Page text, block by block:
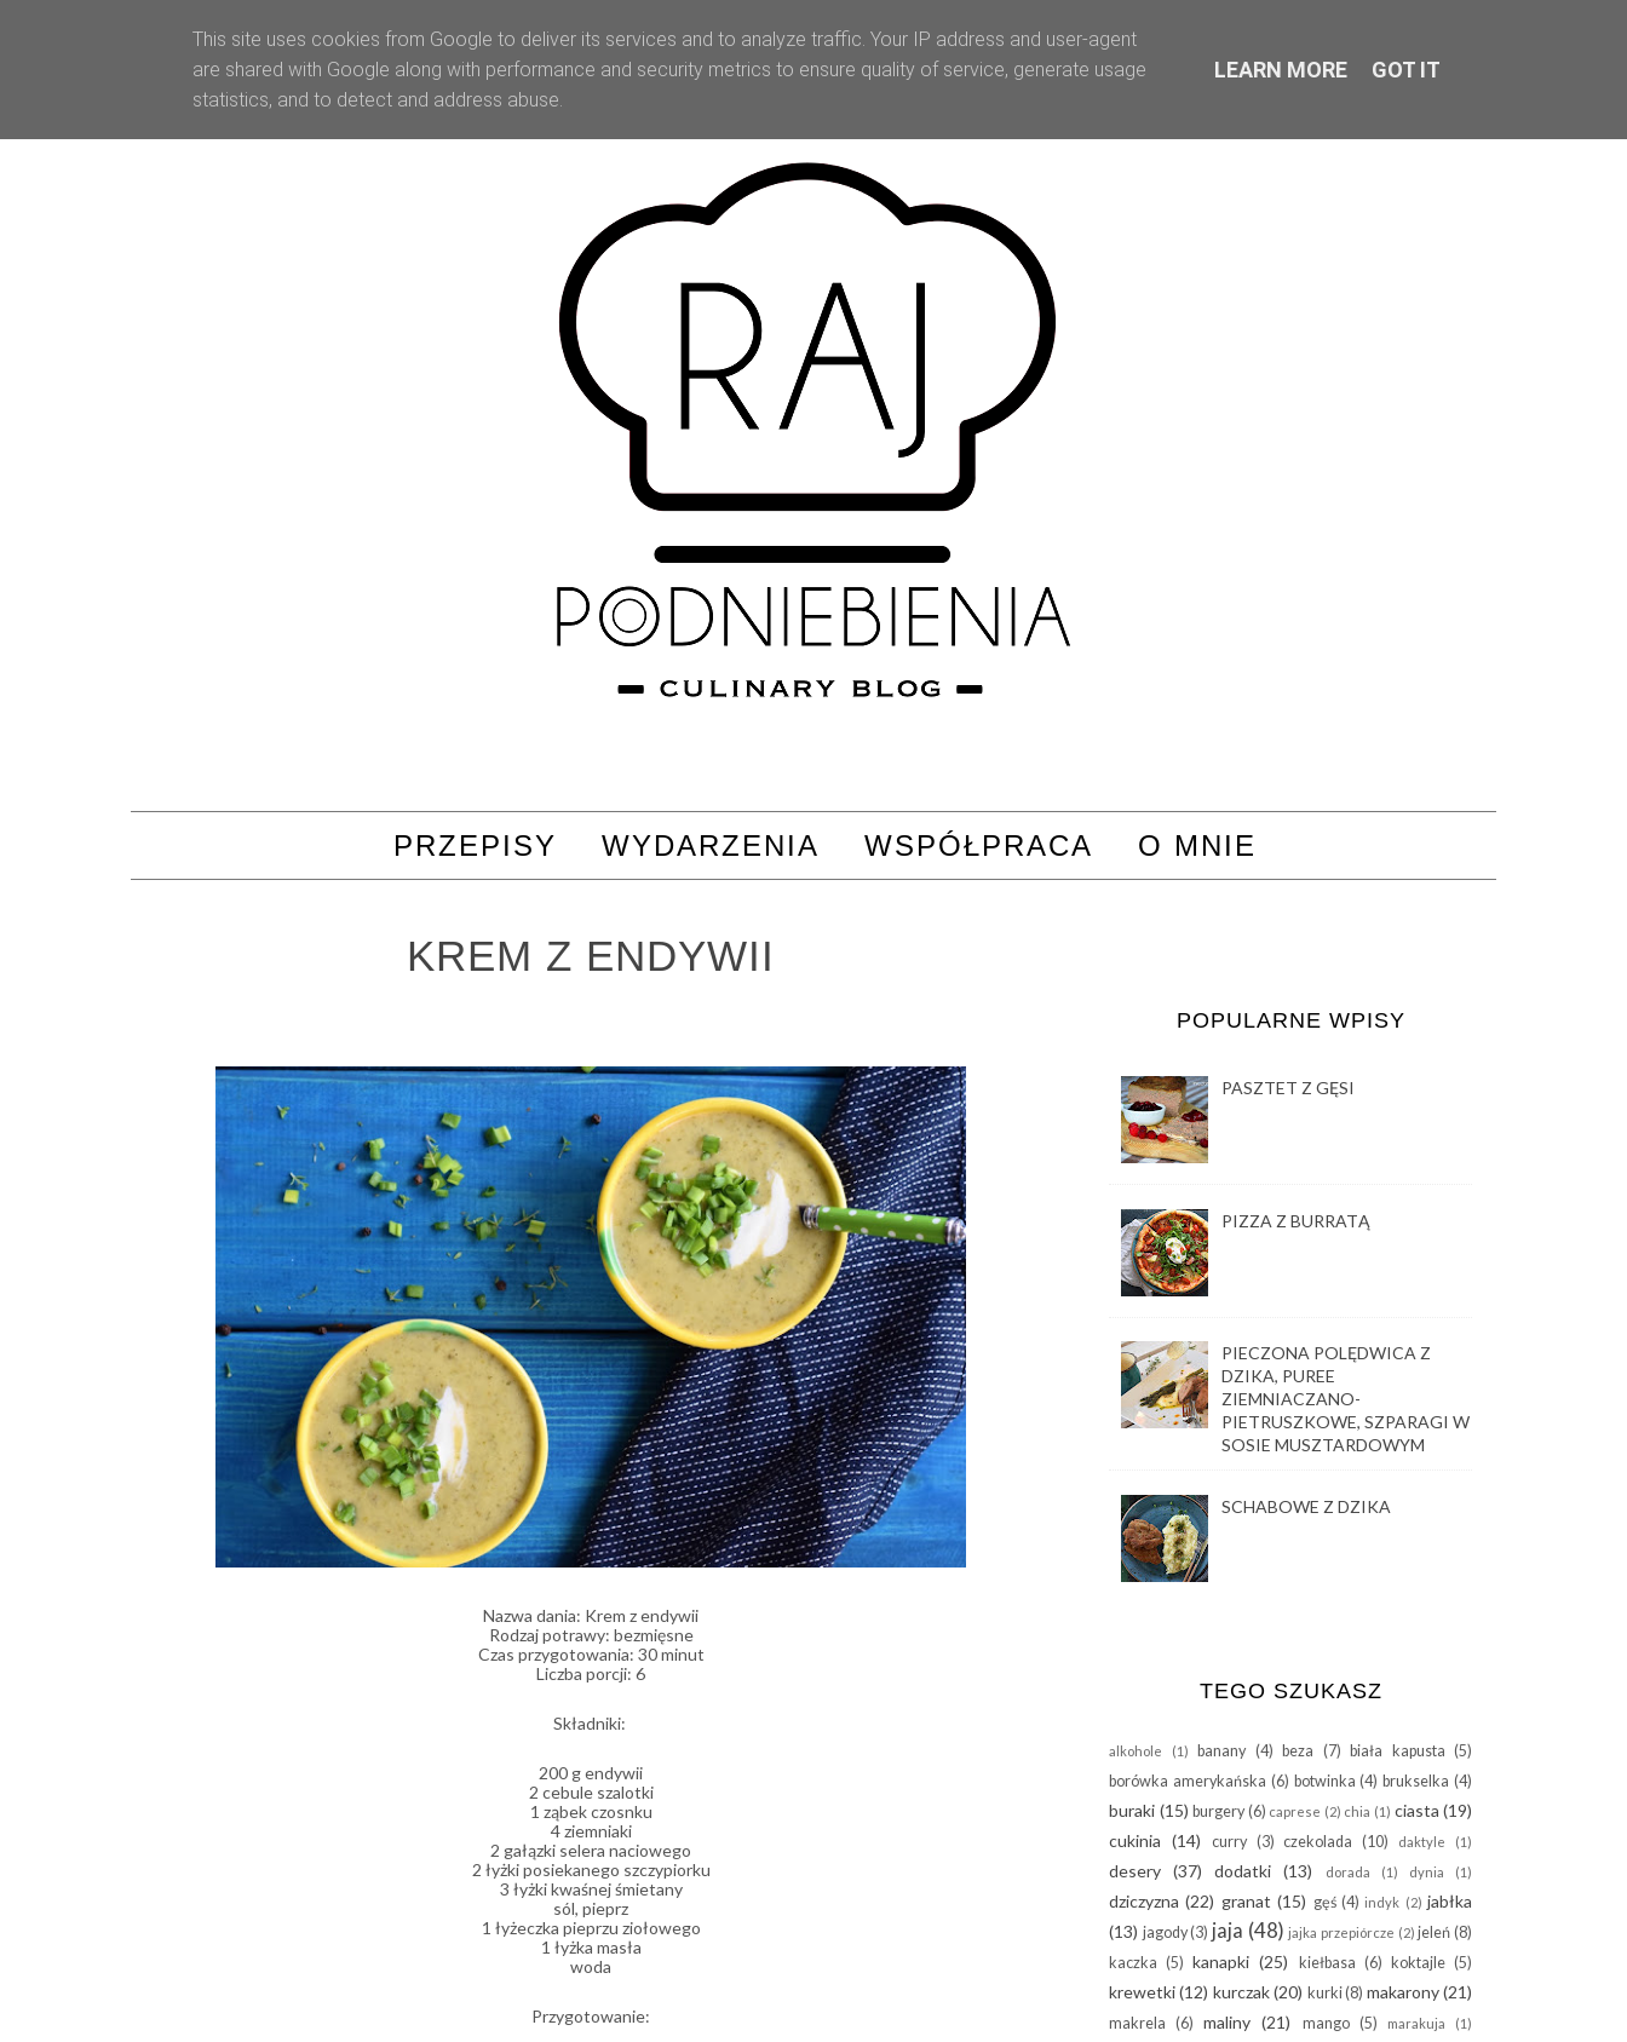
PRZEPISY WYDARZENIA WSPÓŁPRACA O MNIE
KREM Z ENDYWII
Nazwa dania: Krem z endywii
Rodzaj potrawy: bezmięsne
Czas przygotowania: 30 minut
Liczba porcji: 6
Składniki:
200 g endywii
2 cebule szalotki
1 ząbek czosnku
4 ziemniaki
2 gałązki selera naciowego
2 łyżki posiekanego szczypiorku
3 łyżki kwaśnej śmietany
sól, pieprz
1 łyżeczka pieprzu ziołowego
1 łyżka masła
woda
Przygotowanie:
POPULARNE WPISY
PASZTET Z GĘSI
PIZZA Z BURRATĄ
PIECZONA POLĘDWICA Z
DZIKA, PUREE
ZIEMNIACZANO-
PIETRUSZKOWE, SZPARAGI W
SOSIE MUSZTARDOWYM
SCHABOWE Z DZIKA
TEGO SZUKASZ
alkohole (1) banany (4) beza (7) biała kapusta (5)
borówka amerykańska (6) botwinka (4) brukselka (4)
buraki (15) burgery(6) caprese (2) chia (1) ciasta (19)
cukinia (14) curry (3) czekolada (10) daktyle (1)
desery (37) dodatki (13) dorada (1) dynia (1)
dziczyzna (22) granat (15) gęś (4) indyk (2) jabłka
(13) jagody(3) jaja (48) jajka przepiórcze (2) jeleń (8)
kaczka (5) kanapki (25) kiełbasa (6) koktajle (5)
krewetki (12) kurczak (20) kurki(8) makarony (21)
makrela (6) maliny (21) mango (5) marakuja (1)
This site uses cookies from Google to deliver its services and to analyze traffic. Your IP address and user-agent
are shared with Google along with performance and security metrics to ensure quality of service, generate usage
statistics, and to detect and address abuse.
LEARN MORE GOT IT